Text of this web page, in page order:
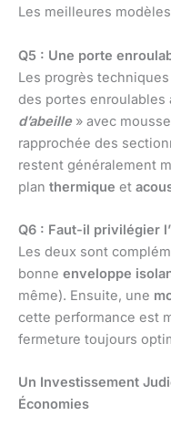
Les meilleures
Q5 : Une porte
Les progrès
des portes enroulables
d’abeille» avec
rapprochée des
restent généralement
plan thermique et
Q6 : Faut-il privilégier
Les deux sont
bonne enveloppe
même). Ensuite, une
cette performance est
fermeture toujours
Un Investissement
Économies